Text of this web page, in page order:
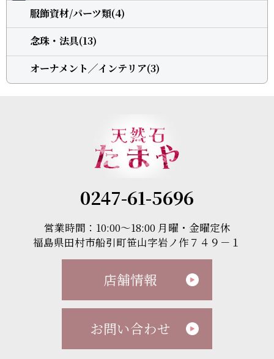
服飾資材/パーツ類(4)
念珠・法具(13)
オーナメント╱インテリア(3)
0247-61-5696
営業時間：10:00～18:00 月曜・金曜定休
福島県田村市船引町笹山字岩ノ作７４９－１
店舗情報
お問い合わせ